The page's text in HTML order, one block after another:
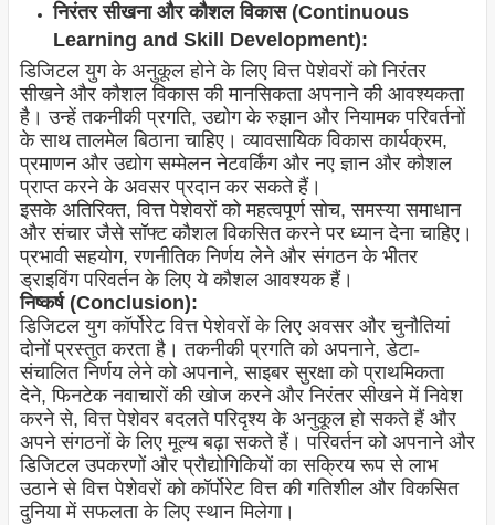
निरंतर सीखना और कौशल विकास (Continuous
Learning and Skill Development):
डिजिटल युग के अनुकूल होने के लिए वित्त पेशेवरों को निरंतर
सीखने और कौशल विकास की मानसिकता अपनाने की आवश्यकता
है। उन्हें तकनीकी प्रगति, उद्योग के रुझान और नियामक परिवर्तनों
के साथ तालमेल बिठाना चाहिए। व्यावसायिक विकास कार्यक्रम,
प्रमाणन और उद्योग सम्मेलन नेटवर्किंग और नए ज्ञान और कौशल
प्राप्त करने के अवसर प्रदान कर सकते हैं।
इसके अतिरिक्त, वित्त पेशेवरों को महत्वपूर्ण सोच, समस्या समाधान
और संचार जैसे सॉफ्ट कौशल विकसित करने पर ध्यान देना चाहिए।
प्रभावी सहयोग, रणनीतिक निर्णय लेने और संगठन के भीतर
ड्राइविंग परिवर्तन के लिए ये कौशल आवश्यक हैं।
निष्कर्ष (Conclusion):
डिजिटल युग कॉर्पोरेट वित्त पेशेवरों के लिए अवसर और चुनौतियां
दोनों प्रस्तुत करता है। तकनीकी प्रगति को अपनाने, डेटा-
संचालित निर्णय लेने को अपनाने, साइबर सुरक्षा को प्राथमिकता
देने, फिनटेक नवाचारों की खोज करने और निरंतर सीखने में निवेश
करने से, वित्त पेशेवर बदलते परिदृश्य के अनुकूल हो सकते हैं और
अपने संगठनों के लिए मूल्य बढ़ा सकते हैं। परिवर्तन को अपनाने और
डिजिटल उपकरणों और प्रौद्योगिकियों का सक्रिय रूप से लाभ
उठाने से वित्त पेशेवरों को कॉर्पोरेट वित्त की गतिशील और विकसित
दुनिया में सफलता के लिए स्थान मिलेगा।